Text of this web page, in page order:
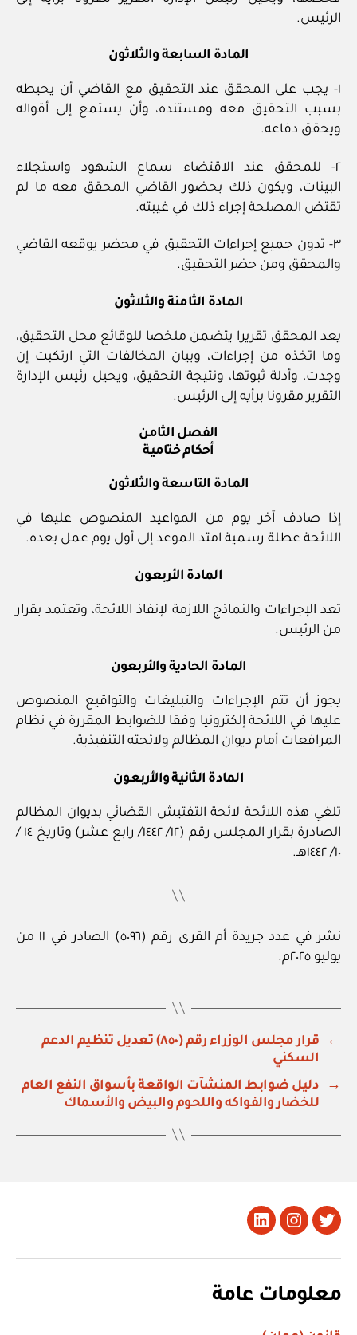
الرئيس.
المادة السابعة والثلاثون
١- يجب على المحقق عند التحقيق مع القاضي أن يحيطه
بسبب التحقيق معه ومستنده، وأن يستمع إلى أقواله
ويحقق دفاعه.
٢- للمحقق عند الاقتضاء سماع الشهود واستجلاء
البينات، ويكون ذلك بحضور القاضي المحقق معه ما لم
تقتض المصلحة إجراء ذلك في غيبته.
٣- تدون جميع إجراءات التحقيق في محضر يوقعه القاضي
والمحقق ومن حضر التحقيق.
المادة الثامنة والثلاثون
يعد المحقق تقريرا يتضمن ملخصا للوقائع محل التحقيق،
وما اتخذه من إجراءات، وبيان المخالفات التي ارتكبت إن
وجدت، وأدلة ثبوتها، ونتيجة التحقيق، ويحيل رئيس الإدارة
التقرير مقرونا برأيه إلى الرئيس.
الفصل الثامن
أحكام ختامية
المادة التاسعة والثلاثون
إذا صادف آخر يوم من المواعيد المنصوص عليها في
اللائحة عطلة رسمية امتد الموعد إلى أول يوم عمل بعده.
المادة الأربعون
تعد الإجراءات والنماذج اللازمة لإنفاذ اللائحة، وتعتمد بقرار
من الرئيس.
المادة الحادية والأربعون
يجوز أن تتم الإجراءات والتبليغات والتواقيع المنصوص
عليها في اللائحة إلكترونيا وفقا للضوابط المقررة في نظام
المرافعات أمام ديوان المظالم ولائحته التنفيذية.
المادة الثانية والأربعون
تلغي هذه اللائحة لائحة التفتيش القضائي بديوان المظالم
الصادرة بقرار المجلس رقم (١٢/ ١٤٤٢/ رابع عشر) وتاريخ ١٤ /
١٠/ ١٤٤٢هـ.
نشر في عدد جريدة أم القرى رقم (٥٠٩٦) الصادر في ١١ من
يوليو ٢٠٢٥م.
←
قرار مجلس الوزراء رقم (٨٥٠) تعديل تنظيم الدعم
السكني
→
دليل ضوابط المنشآت الواقعة بأسواق النفع العام
للخضار والفواكه واللحوم والبيض والأسماك
تويتر Instagram
LinkedIn
معلومات عامة